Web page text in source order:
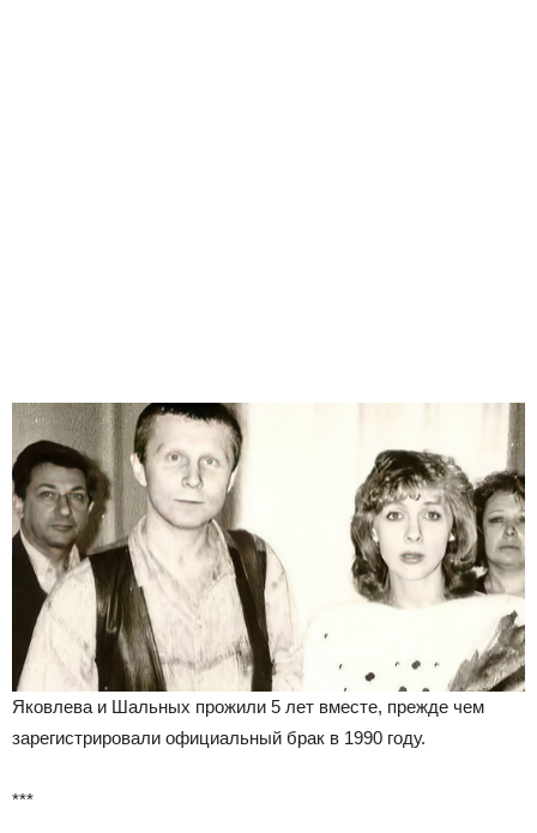
Яковлева и Шальных прожили 5 лет вместе, прежде чем
зарегистрировали официальный брак в 1990 году.
***